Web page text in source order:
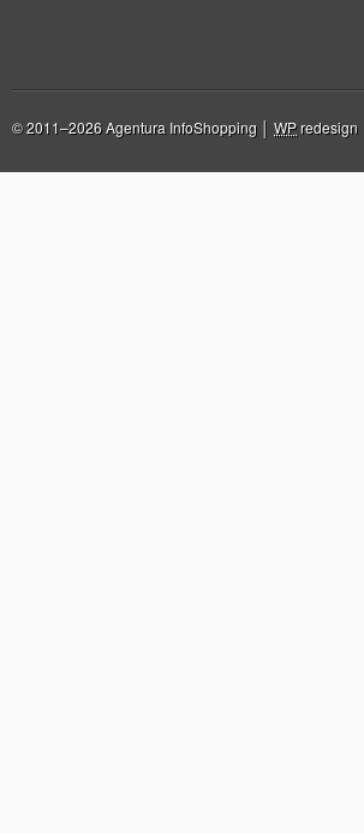
© 2011–2026 Agentura InfoShopping │ WPredesign